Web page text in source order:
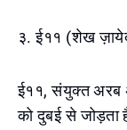
३. ई११ (शेख
ई११, संयुक्त अरब
को दुबई से